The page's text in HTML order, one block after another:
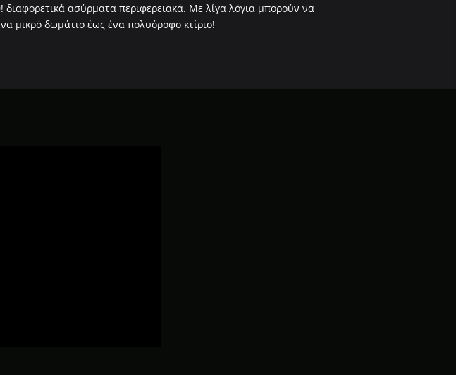
ασύρματα περιφερειακά. Με λίγα λόγια μπορούν να
μικρό δωμάτιο έως ένα πολυόροφο κτίριο!